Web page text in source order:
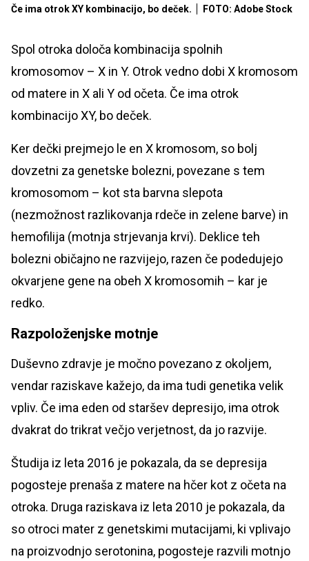
Če ima otrok XY kombinacijo, bo deček. FOTO: Adobe Stock
Spol otroka določa kombinacija spolnih
kromosomov – X in Y. Otrok vedno dobi X kromosom
od matere in X ali Y od očeta. Če ima otrok
kombinacijo XY, bo deček.
Ker dečki prejmejo le en X kromosom, so bolj
dovzetni za genetske bolezni, povezane s tem
kromosomom – kot sta barvna slepota
(nezmožnost razlikovanja rdeče in zelene barve) in
hemofilija (motnja strjevanja krvi). Deklice teh
bolezni običajno ne razvijejo, razen če podedujejo
okvarjene gene na obeh X kromosomih – kar je
redko.
Razpoloženjske motnje
Duševno zdravje je močno povezano z okoljem,
vendar raziskave kažejo, da ima tudi genetika velik
vpliv. Če ima eden od staršev depresijo, ima otrok
dvakrat do trikrat večjo verjetnost, da jo razvije.
Študija iz leta 2016 je pokazala, da se depresija
pogosteje prenaša z matere na hčer kot z očeta na
otroka. Druga raziskava iz leta 2010 je pokazala, da
so otroci mater z genetskimi mutacijami, ki vplivajo
na proizvodnjo serotonina, pogosteje razvili motnjo